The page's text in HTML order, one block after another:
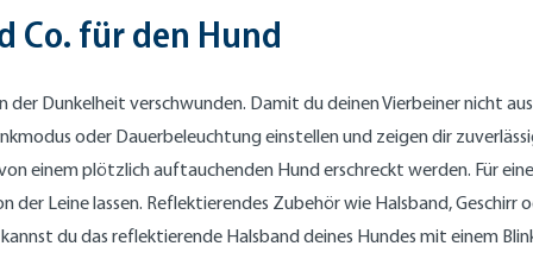
Co. für den Hund
Dunkelheit verschwunden. Damit du deinen Vierbeiner nicht
oder Dauerbeleuchtung einstellen und zeigen dir
einem plötzlich auftauchenden Hund erschreckt werden. Für
der Leine lassen. Reflektierendes Zubehör wie Halsband,
du das reflektierende Halsband deines Hundes mit einem